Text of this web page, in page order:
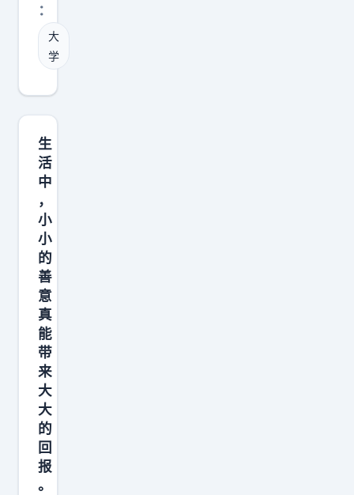
上
只
有
话
的
.
.
.
.
.
：
大
学
生
活
中
，
小
小
的
善
意
真
能
带
来
大
大
的
回
报
。